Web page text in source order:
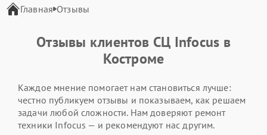
Главная Отзывы
Отзывы клиентов СЦ Infocus в
Костроме
Каждое мнение помогает нам становиться лучше:
честно публикуем отзывы и показываем, как решаем
задачи любой сложности. Нам доверяют ремонт
техники Infocus — и рекомендуют нас другим.